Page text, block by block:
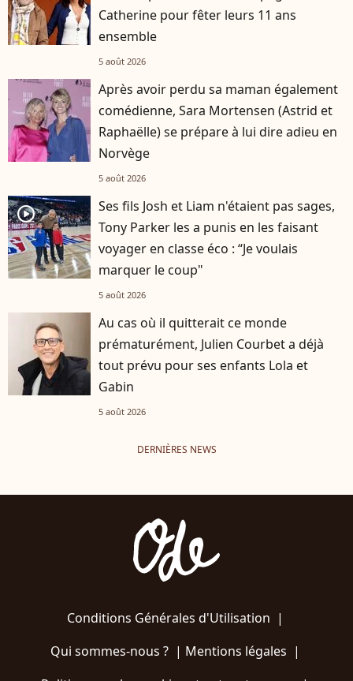
Catherine pour fêter leurs 11 ans
ensemble
5 août 2026
Après avoir perdu sa maman également
comédienne, Sara Mortensen (Astrid et
Raphaëlle) se prépare à lui dire adieu en
Norvège
5 août 2026
player2
Ses fils Josh et Liam n'étaient pas sages,
Tony Parker les a punis en les faisant
voyager en classe éco : “Je voulais
marquer le coup"
5 août 2026
Au cas où il quitterait ce monde
prématurément, Julien Courbet a déjà
tout prévu pour ses enfants Lola et
Gabin
5 août 2026
DERNIÈRES NEWS
Conditions Générales d'Utilisation |
Qui sommes-nous ?| Mentions légales |